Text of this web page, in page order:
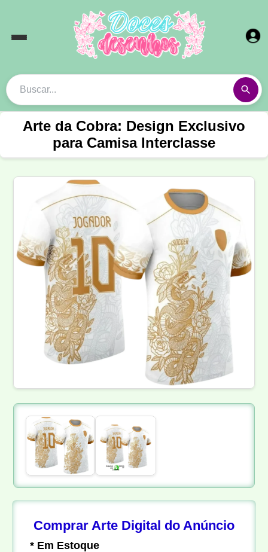
Arte da Cobra: Design Exclusivo
para Camisa Interclasse
Comprar Arte Digital do Anúncio
* Em Estoque